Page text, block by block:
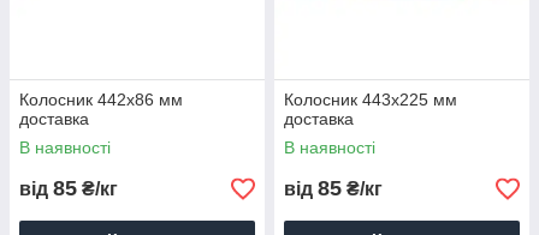
Колосник 442х86 мм
доставка
В наявності
від 85 ₴/кг
Колосник 443х225 мм
доставка
В наявності
від 85 ₴/кг